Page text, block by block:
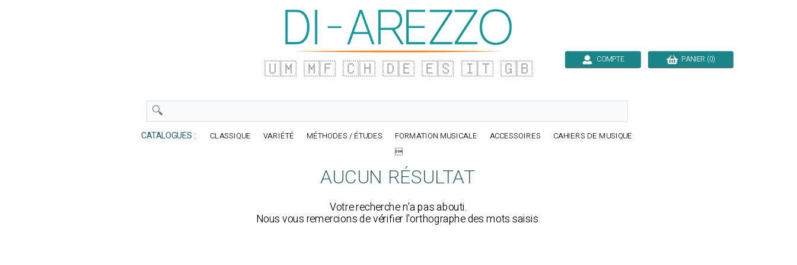
🇺🇲 🇲🇫 🇨🇭 🇩🇪 🇪🇸 🇮🇹 🇬🇧 COMPTE PANIER (0)
CATALOGUES : CLASSIQUE VARIÉTÉ MÉTHODES / ÉTUDES FORMATION MUSICALE ACCESSOIRES
CAHIERS DE MUSIQUE

AUCUN RÉSULTAT
Votre recherche n'a pas abouti.
Nous vous remercions de vérifier l'orthographe des mots saisis.